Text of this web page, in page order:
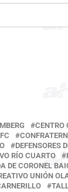
CENTRO
DEFENSORES
RÍO CUARTO
DE CORONEL
UNIÓN